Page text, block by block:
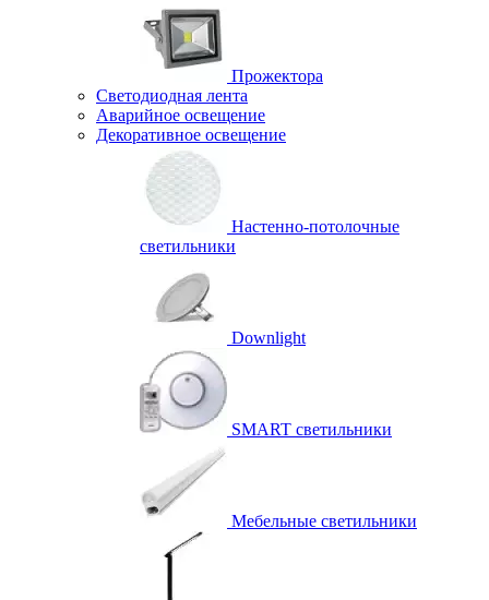
Прожектора
Светодиодная лента
Аварийное освещение
Декоративное освещение
Настенно-потолочные
светильники
Downlight
SMART светильники
Мебельные светильники